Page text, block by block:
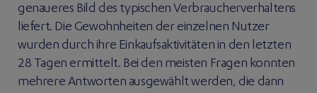
genaueres Bild des typischen Verbraucherverhaltens
liefert. Die Gewohnheiten der einzelnen Nutzer
wurden durch ihre Einkaufsaktivitäten in den letzten
28 Tagen ermittelt. Bei den meisten Fragen konnten
mehrere Antworten ausgewählt werden, die dann